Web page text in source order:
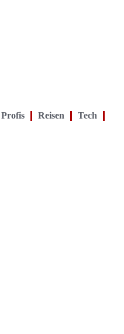
Profis Reisen Tech